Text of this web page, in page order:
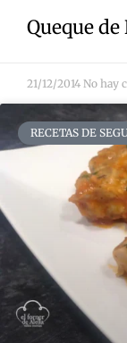
Queque de
21/12/2014 No hay
RECETAS DE